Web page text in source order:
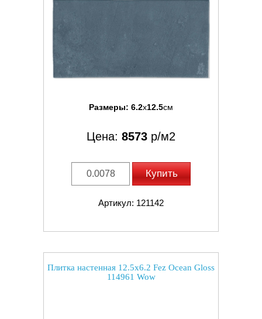
Размеры: 6.2x12.5см
Цена: 8573 р/м2
Купить
Артикул: 121142
Плитка настенная 12.5x6.2 Fez Ocean Gloss
114961 Wow